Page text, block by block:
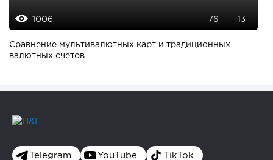
1006 76 13
Сравнение мультивалютных карт и традиционных
валютных счетов
Telegram YouTube TikTok